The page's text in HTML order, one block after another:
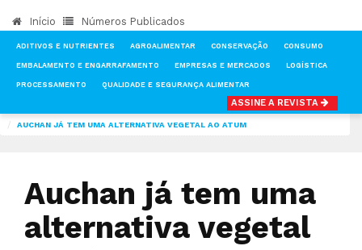
Início Números Publicados
ADITIVOS E NUTRIENTES AGROALIMENTAR CONSERVAÇÃO CONSUMO
EMBALAMENTO E ENGARRAFAMENTO EMPRESAS E MERCADOS LOGÍSTICA
PROCESSAMENTO QUALIDADE E SEGURANÇA ALIMENTAR
ASSINE A REVISTA
AUCHAN JÁ TEM UMA ALTERNATIVA VEGETAL AO ATUM
Auchan já tem uma
alternativa vegetal